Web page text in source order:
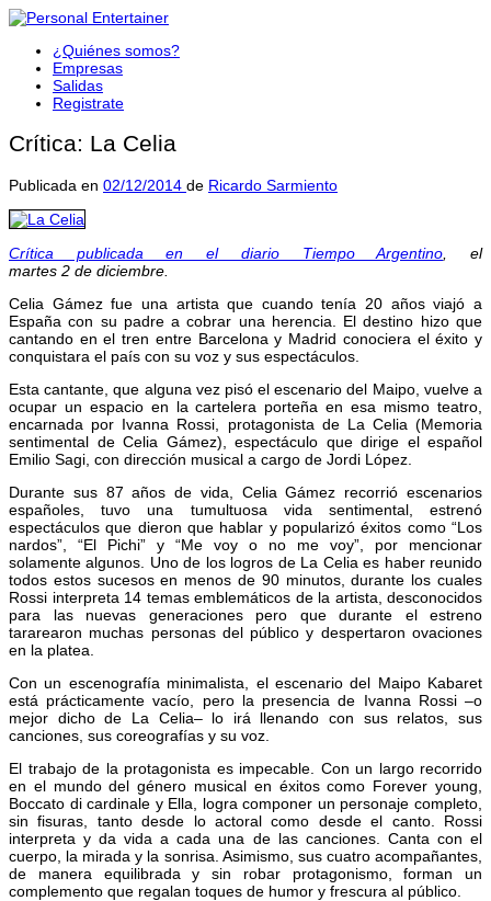
¿Quiénes somos?
Empresas
Salidas
Registrate
Crítica: La Celia
Publicada en 02/12/2014 de Ricardo Sarmiento
Crítica publicada en el diario Tiempo Argentino , el
martes 2 de diciembre.
Celia Gámez fue una artista que cuando tenía 20 años viajó a
España con su padre a cobrar una herencia. El destino hizo que
cantando en el tren entre Barcelona y Madrid conociera el éxito y
conquistara el país con su voz y sus espectáculos.
Esta cantante, que alguna vez pisó el escenario del Maipo, vuelve a
ocupar un espacio en la cartelera porteña en esa mismo teatro,
encarnada por Ivanna Rossi, protagonista de La Celia (Memoria
sentimental de Celia Gámez), espectáculo que dirige el español
Emilio Sagi, con dirección musical a cargo de Jordi López.
Durante sus 87 años de vida, Celia Gámez recorrió escenarios
españoles, tuvo una tumultuosa vida sentimental, estrenó
espectáculos que dieron que hablar y popularizó éxitos como “Los
nardos”, “El Pichi” y “Me voy o no me voy”, por mencionar
solamente algunos. Uno de los logros de La Celia es haber reunido
todos estos sucesos en menos de 90 minutos, durante los cuales
Rossi interpreta 14 temas emblemáticos de la artista, desconocidos
para las nuevas generaciones pero que durante el estreno
tararearon muchas personas del público y despertaron ovaciones
en la platea.
Con un escenografía minimalista, el escenario del Maipo Kabaret
está prácticamente vacío, pero la presencia de Ivanna Rossi –o
mejor dicho de La Celia– lo irá llenando con sus relatos, sus
canciones, sus coreografías y su voz.
El trabajo de la protagonista es impecable. Con un largo recorrido
en el mundo del género musical en éxitos como Forever young,
Boccato di cardinale y Ella, logra componer un personaje completo,
sin fisuras, tanto desde lo actoral como desde el canto. Rossi
interpreta y da vida a cada una de las canciones. Canta con el
cuerpo, la mirada y la sonrisa. Asimismo, sus cuatro acompañantes,
de manera equilibrada y sin robar protagonismo, forman un
complemento que regalan toques de humor y frescura al público.